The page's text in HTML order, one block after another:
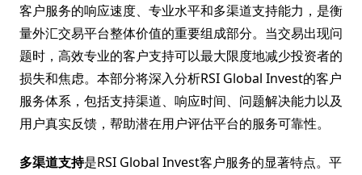
客户服务的响应速度、专业水平和多渠道支持能力，是衡
量外汇交易平台整体价值的重要组成部分。当交易出现问
题时，高效专业的客户支持可以最大限度地减少投资者的
损失和焦虑。本部分将深入分析RSI Global Invest的客户
服务体系，包括支持渠道、响应时间、问题解决能力以及
用户真实反馈，帮助潜在用户评估平台的服务可靠性。
多渠道支持是RSI Global Invest客户服务的显著特点。平